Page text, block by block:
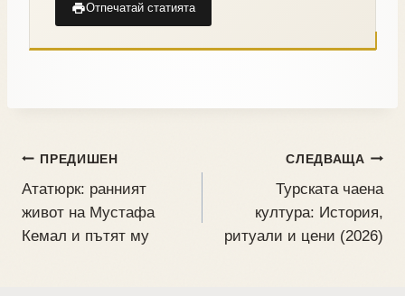
Отпечатай статията
ПРЕДИШЕН
Ататюрк: ранният
живот на Мустафа
Кемал и пътят му
СЛЕДВАЩА
Турската чаена
култура: История,
ритуали и цени (2026)